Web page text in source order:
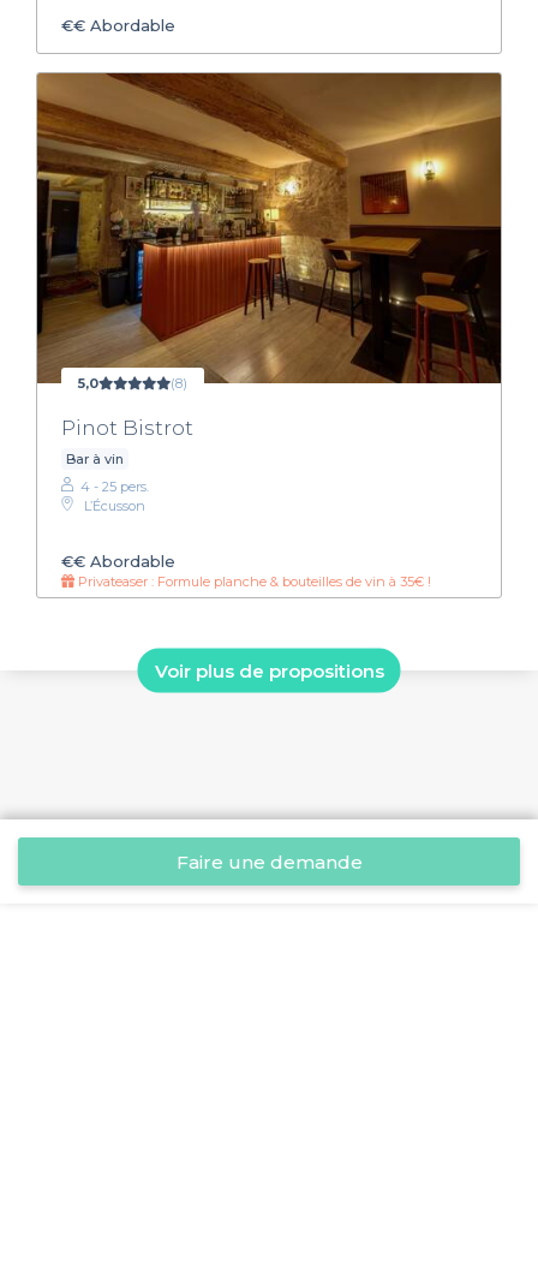
€€ Abordable
5,0 (8)
Pinot Bistrot
Bar à vin
4 - 25 pers.
L’Écusson
€€ Abordable
Privateaser : Formule planche & bouteilles de vin à 35€ !
Voir plus de propositions
Faire une demande